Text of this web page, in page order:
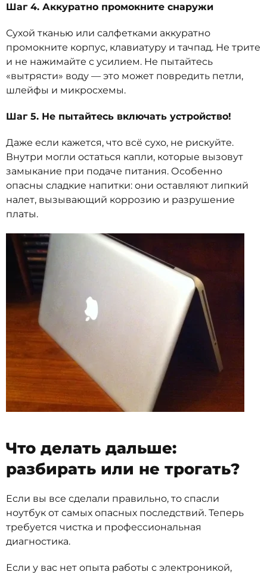
Шаг 4. Аккуратно промокните снаружи
Сухой тканью или салфетками аккуратно
промокните корпус, клавиатуру и тачпад. Не трите
и не нажимайте с усилием. Не пытайтесь
«вытрясти» воду — это может повредить петли,
шлейфы и микросхемы.
Шаг 5. Не пытайтесь включать устройство!
Даже если кажется, что всё сухо, не рискуйте.
Внутри могли остаться капли, которые вызовут
замыкание при подаче питания. Особенно
опасны сладкие напитки: они оставляют липкий
налет, вызывающий коррозию и разрушение
платы.
Что делать дальше:
разбирать или не трогать?
Если вы все сделали правильно, то спасли
ноутбук от самых опасных последствий. Теперь
требуется чистка и профессиональная
диагностика.
Если у вас нет опыта работы с электроникой,